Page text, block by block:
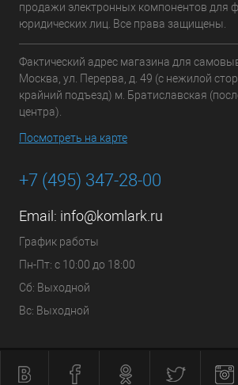
продажи электронных компонентов для
юридических лиц. Все права защищены.
Фактический адрес магазина для
Москва, ул. Перерва, д. 49 (с нежилой
крайний подъезд) м. Братиславская
центра).
Посмотреть на карте
+7 (495) 347-28-00
Email: info@komlark.ru
График работы
Пн-Пт: с 10:00 до 18:00
Сб: Выходной
Вс: Выходной